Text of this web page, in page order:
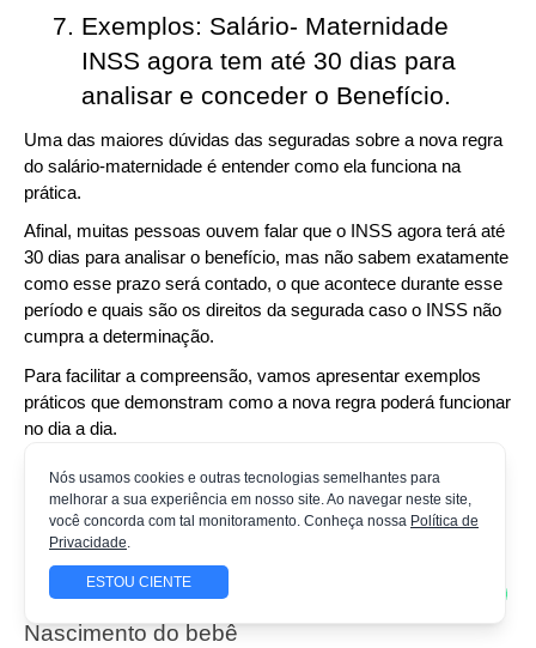
Exemplos: Salário- Maternidade
INSS agora tem até 30 dias para
analisar e conceder o Benefício.
Uma das maiores dúvidas das seguradas sobre a nova regra
do salário-maternidade é entender como ela funciona na
prática.
Afinal, muitas pessoas ouvem falar que o INSS agora terá até
30 dias para analisar o benefício, mas não sabem exatamente
como esse prazo será contado, o que acontece durante esse
período e quais são os direitos da segurada caso o INSS não
cumpra a determinação.
Para facilitar a compreensão, vamos apresentar exemplos
práticos que demonstram como a nova regra poderá funcionar
no dia a dia.
Exemplo 1: Pedido analisado e concedido
dentro do prazo de 30 dias
Imagine a situação de Ana, trabalhadora com carteira
assinada.
Nascimento do bebê
Nós usamos cookies e outras tecnologias semelhantes para
melhorar a sua experiência em nosso site. Ao navegar neste site,
você concorda com tal monitoramento. Conheça nossa Política de
Privacidade.
ESTOU CIENTE